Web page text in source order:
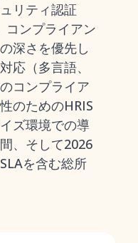
リティ認証
コンプライアン
深さを優先し
応（多言語、
コンプライア
のためのHRIS
ズ環境での導
、そして2026
を含む総所